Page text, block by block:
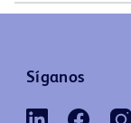
Síganos